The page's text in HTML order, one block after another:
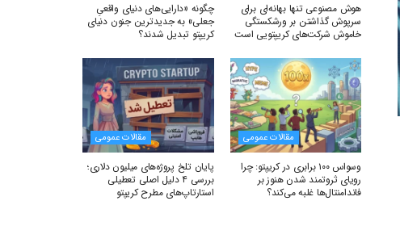
هوش مصنوعی تنها بهانه‌ای برای
سرپوش گذاشتن بر ورشکستگی
خاموش شرکت‌های کریپتویی است
چگونه «دارایی‌های دنیای واقعیِ
جعلی» به جدیدترین جنون دنیای
کریپتو تبدیل شدند؟
مقالات عمومی
وسواس ۱۰۰ برابری در کریپتو: چرا
رویای ثروتمند شدن هنوز بر
فاندامنتال‌ها غلبه می‌کند؟
مقالات عمومی
پایان تلخ پروژه‌های میلیون دلاری؛
بررسی ۴ دلیل اصلی تعطیلی
استارتاپ‌های مطرح کریپتو